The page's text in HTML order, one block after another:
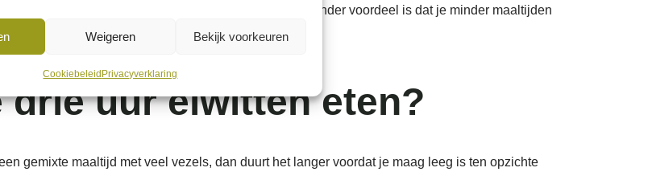
Weigeren Bekijk voorkeuren
Cookiebeleid Privacyverklaring
helpen bij het langer en beter verzadigd raken. Een ander voordeel is dat je minder maaltijden
drie uur eiwitten eten?
gemixte maaltijd met veel vezels, dan duurt het langer voordat je maag leeg is ten opzichte